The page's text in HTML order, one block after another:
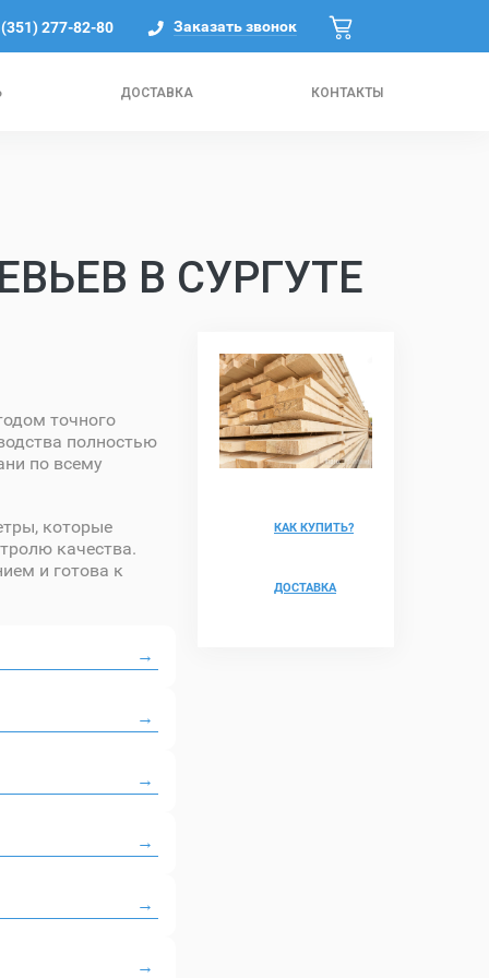
ДОСТАВКА КОНТАКТЫ
277-82-80 Заказать звонок
В СУРГУТЕ
точного
полностью
по всему
которые
качества.
и готова к
КАК КУПИТЬ?
ДОСТАВКА